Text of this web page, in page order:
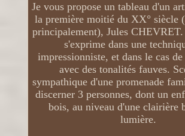
Je vous propose un tableau d'un
la première moitié du XX° siècle
principalement), Jules
s'exprime dans une
impressionniste, et dans le cas
avec des tonalités fauves.
sympathique d'une promenade
discerner 3 personnes, dont un
bois, au niveau d'une clairière
lumière.